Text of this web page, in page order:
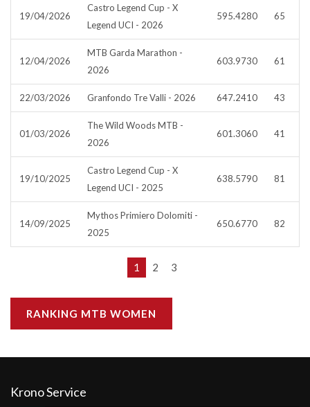
19/04/2026
Castro Legend Cup - X
Legend UCI - 2026
595.4280 65
12/04/2026
MTB Garda Marathon -
2026
603.9730 61
22/03/2026 Granfondo Tre Valli - 2026 647.2410 43
01/03/2026
The Wild Woods MTB -
2026
601.3060 41
19/10/2025
Castro Legend Cup - X
Legend UCI - 2025
638.5790 81
14/09/2025
Mythos Primiero Dolomiti -
2025
650.6770 82
1 2 3
RANKING MTB WOMEN
Krono Service